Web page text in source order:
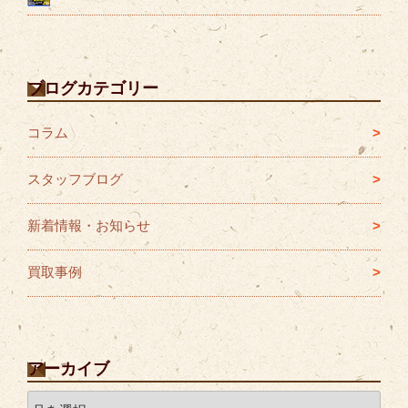
ブログカテゴリー
コラム
スタッフブログ
新着情報・お知らせ
買取事例
アーカイブ